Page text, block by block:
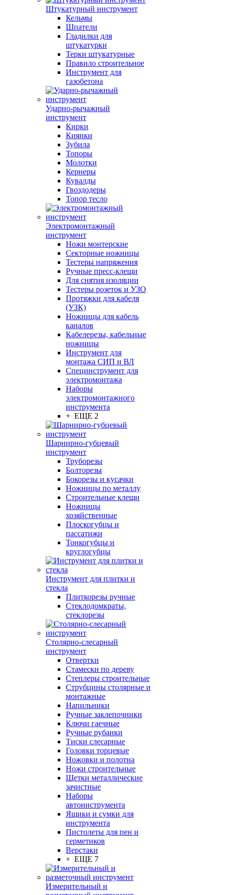
Штукатурный инструмент
Кельмы
Шпатели
Гладилки для
штукатурки
Терки штукатурные
Правило строительное
Инструмент для
газобетона
Ударно-рычажный
инструмент
Кирки
Киянки
Зубила
Топоры
Молотки
Кернеры
Кувалды
Гвоздодеры
Топор тесло
Электромонтажный
инструмент
Ножи монтерские
Секторные ножницы
Тестеры напряжения
Ручные пресс-клещи
Для снятия изоляции
Тестеры розеток и УЗО
Протяжки для кабеля
(УЗК)
Ножницы для кабель
каналов
Кабелерезы, кабельные
ножницы
Инструмент для
монтажа СИП и ВЛ
Специнструмент для
электромонтажа
Наборы
электромонтажного
инструмента
+ ЕЩЕ 2
Шарнирно-губцевый
инструмент
Труборезы
Болторезы
Бокорезы и кусачки
Ножницы по металлу
Строительные клещи
Ножницы
хозяйственные
Плоскогубцы и
пассатижи
Тонкогубцы и
круглогубцы
Инструмент для плитки и
стекла
Плиткорезы ручные
Стеклодомкраты,
стеклорезы
Столярно-слесарный
инструмент
Отвертки
Стамески по дереву
Степлеры строительные
Струбцины столярные и
монтажные
Напильники
Ручные заклепочники
Ключи гаечные
Ручные рубанки
Тиски слесарные
Головки торцевые
Ножовки и полотна
Ножи строительные
Щетки металлические
зачистные
Наборы
автоинструмента
Ящики и сумки для
инструмента
Пистолеты для пен и
герметиков
Верстаки
+ ЕЩЕ 7
Измерительный и